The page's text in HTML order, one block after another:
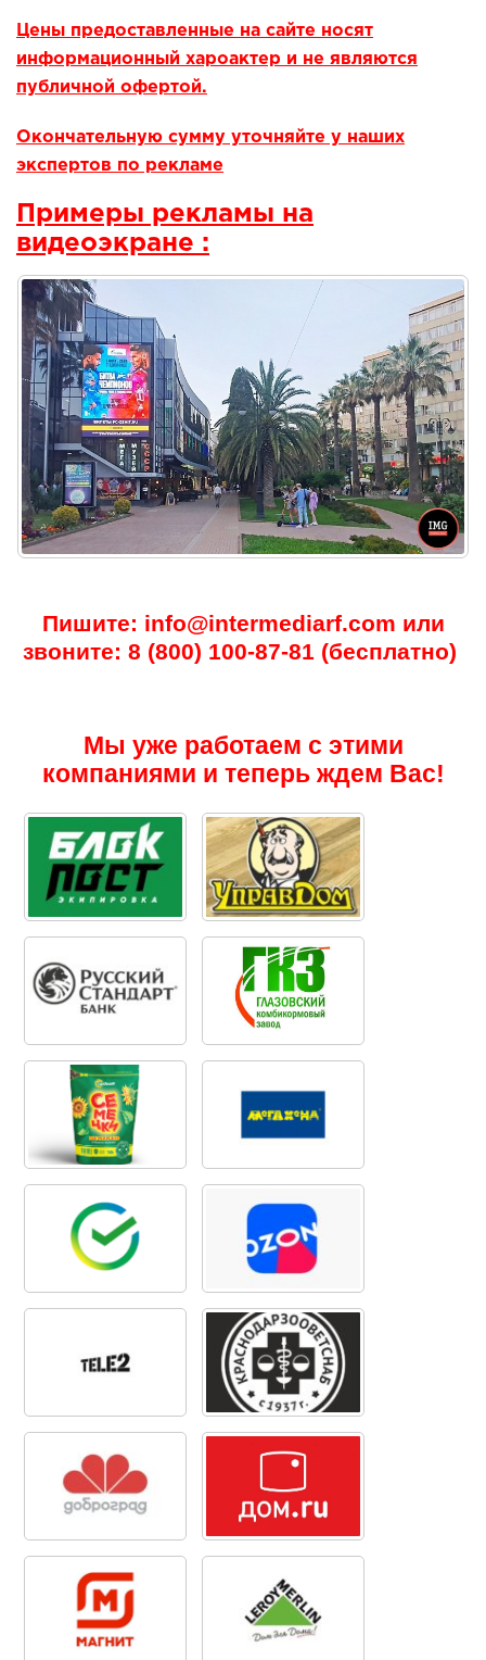
Цены предоставленные на сайте носят
информационный хароактер и не являются
публичной офертой.
Окончательную сумму уточняйте у наших
экспертов по рекламе
Примеры рекламы на
видеоэкране :
Пишите: info@intermediarf.com или
звоните: 8 (800) 100-87-81 (бесплатно)
Мы уже работаем с этими
компаниями и теперь ждем Вас!